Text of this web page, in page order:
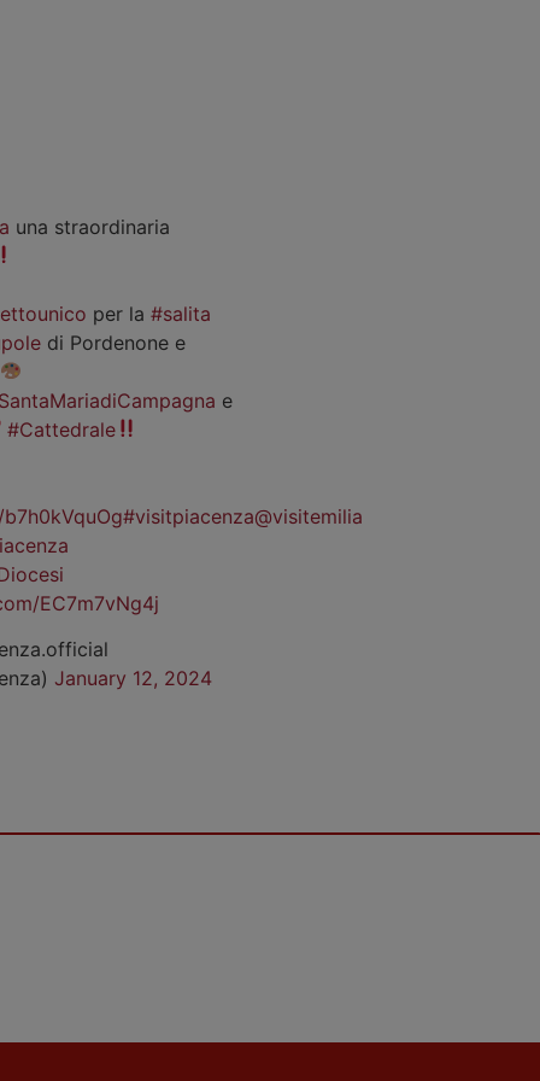
una straordinaria
per la#salita
di Pordenone e
e
#Cattedrale
#visitpiacenza@visitemilia
EC7m7vNg4j
January 12, 2024